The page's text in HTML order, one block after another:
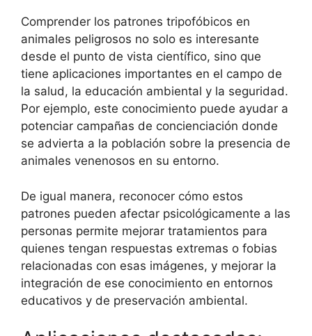
Comprender los patrones tripofóbicos en
animales peligrosos no solo es interesante
desde el punto de vista científico, sino que
tiene aplicaciones importantes en el campo de
la salud, la educación ambiental y la seguridad.
Por ejemplo, este conocimiento puede ayudar a
potenciar campañas de concienciación donde
se advierta a la población sobre la presencia de
animales venenosos en su entorno.
De igual manera, reconocer cómo estos
patrones pueden afectar psicológicamente a las
personas permite mejorar tratamientos para
quienes tengan respuestas extremas o fobias
relacionadas con esas imágenes, y mejorar la
integración de ese conocimiento en entornos
educativos y de preservación ambiental.